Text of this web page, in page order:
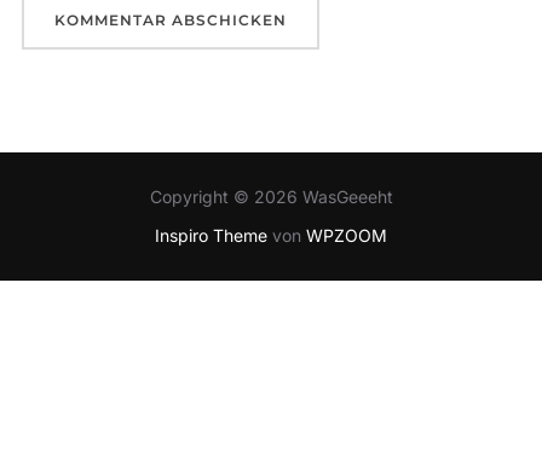
Copyright © 2026 WasGeeeht
Inspiro Theme von WPZOOM